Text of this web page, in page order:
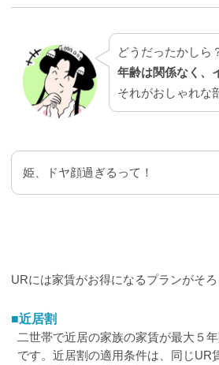
どうだったかしら
年齢は関係なく、
それがおしゃれな
姫、ドヤ顔過ぎるって！
URには家賃がお得になるプランがそろ
■近居割
二世帯で近居の家族の家賃が最大５
です。近居割の適用条件は、同じUR